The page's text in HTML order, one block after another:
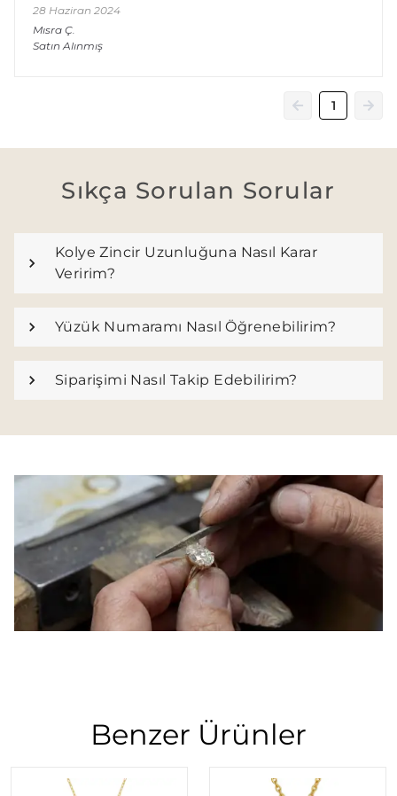
28 Haziran 2024
Mısra Ç.
Satın Alınmış
1
Sıkça Sorulan Sorular
Kolye Zincir Uzunluğuna Nasıl Karar
Veririm?
Yüzük Numaramı Nasıl Öğrenebilirim?
Siparişimi Nasıl Takip Edebilirim?
Benzer Ürünler